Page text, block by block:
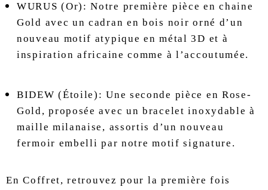
WURUS (Or): Notre première pièce en chaine
Gold avec un cadran en bois noir orné d’un
nouveau motif atypique en métal 3D et à
inspiration africaine comme à l’accoutumée.
BIDEW (Étoile): Une seconde pièce en Rose-
Gold, proposée avec un bracelet inoxydable à
maille milanaise, assortis d’un nouveau
fermoir embelli par notre motif signature.
En Coffret, retrouvez pour la première fois